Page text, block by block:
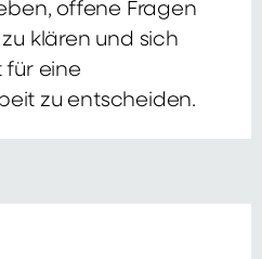
offene Fragen
klären und sich
für eine
zu entscheiden.